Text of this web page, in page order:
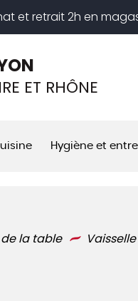
et retrait 2h en
ET RHÔNE
Hygiène et
la table Vaisselle